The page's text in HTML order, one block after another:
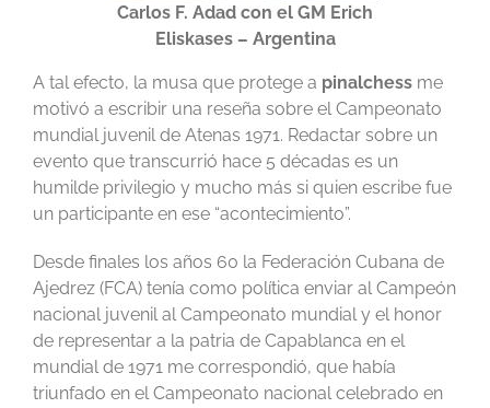
Carlos F. Adad con el GM Erich
Eliskases – Argentina
A tal efecto, la musa que protege a pinalchess me
motivó a escribir una reseña sobre el Campeonato
mundial juvenil de Atenas 1971. Redactar sobre un
evento que transcurrió hace 5 décadas es un
humilde privilegio y mucho más si quien escribe fue
un participante en ese “acontecimiento”.
Desde finales los años 60 la Federación Cubana de
Ajedrez (FCA) tenía como política enviar al Campeón
nacional juvenil al Campeonato mundial y el honor
de representar a la patria de Capablanca en el
mundial de 1971 me correspondió, que había
triunfado en el Campeonato nacional celebrado en